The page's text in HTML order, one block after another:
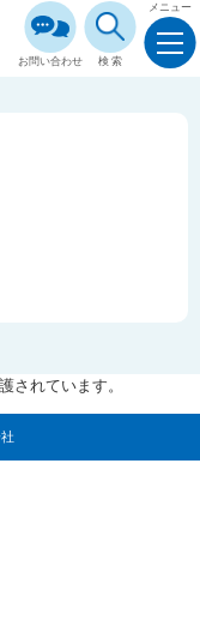
お問い合わせ 検索
メニュー
されています。